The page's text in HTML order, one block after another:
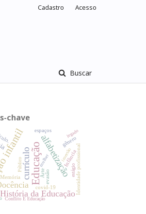
Buscar
Cadastro Acesso
chave
Educação
currículo alfabetização
História da Educação
covid-19
evasão
InfânciaIdentidade profissional
espaços
Arte
Memória
gênero
Conflito E Educação
Público estágio
imersão
mulher
legado